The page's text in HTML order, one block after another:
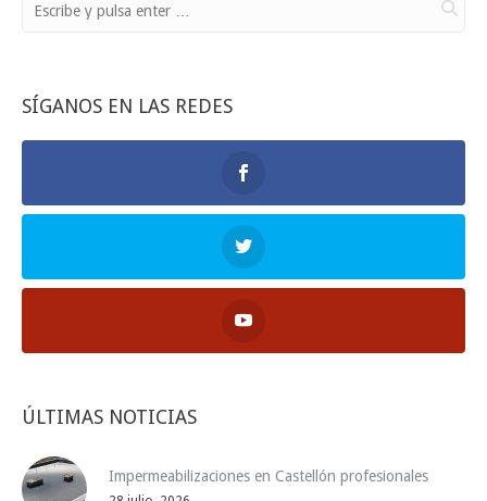
SÍGANOS EN LAS REDES
ÚLTIMAS NOTICIAS
Impermeabilizaciones en Castellón profesionales